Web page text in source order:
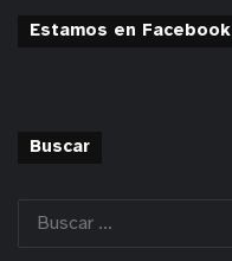
Estamos en Facebook
Buscar